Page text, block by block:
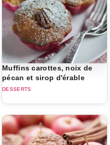
Muffins carottes, noix de
pécan et sirop d'érable
DESSERTS